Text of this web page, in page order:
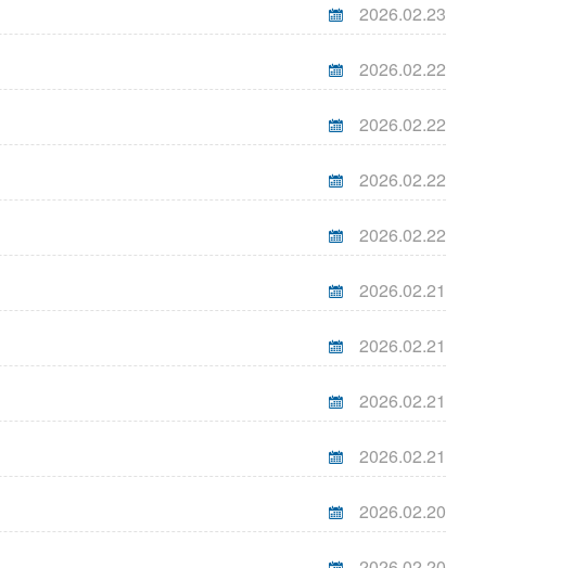
2026.02.23
2026.02.22
2026.02.22
2026.02.22
2026.02.22
2026.02.21
2026.02.21
2026.02.21
2026.02.21
2026.02.20